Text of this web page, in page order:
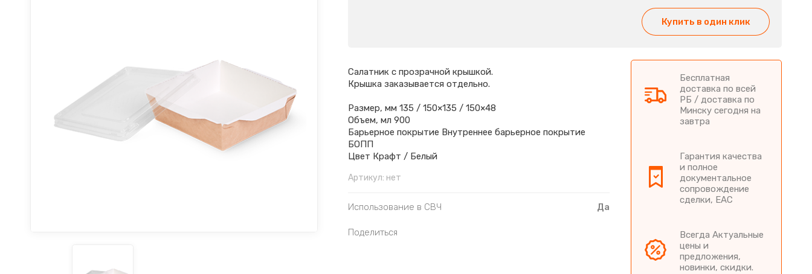
Купить в один клик
Салатник с прозрачной крышкой.
Крышка заказывается отдельно.
Размер, мм 135 / 150×135 / 150×48
Объем, мл 900
Барьерное покрытие Внутреннее барьерное покрытие
БОПП
Цвет Крафт / Белый
Артикул: нет
Использование в СВЧ Да
Поделиться
Бесплатная
доставка по всей
РБ / доставка по
Минску сегодня на
завтра
Гарантия качества
и полное
документальное
сопровождение
сделки, EAC
Всегда Актуальные
цены и
предложения,
новинки, скидки.